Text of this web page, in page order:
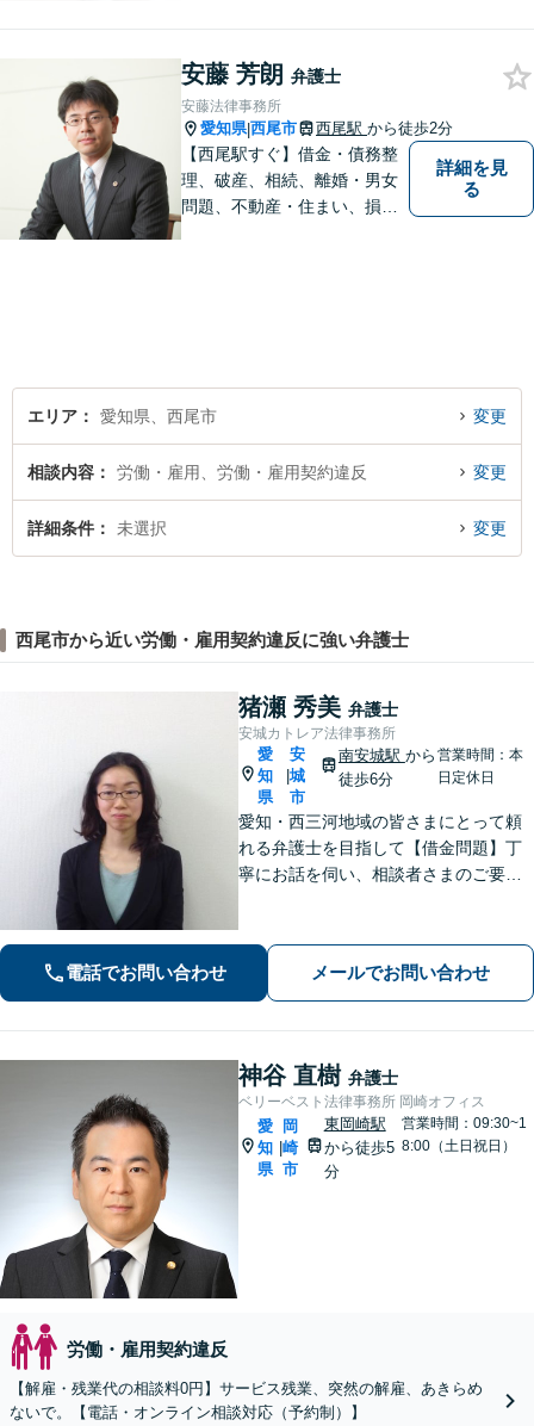
ださい
安藤 芳朗 弁護士
安藤法律事務所
愛知県|西尾市 西尾駅 から徒歩2分
【西尾駅すぐ】借金・債務整
理、破産、相続、離婚・男女
問題、不動産・住まい、損害
詳細を見
る
エリア 愛知県、西尾市 変更
相談内容 労働・雇用、労働・雇用契約違反 変更
詳細条件 未選択 変更
西尾市から近い労働・雇用契約違反に強い弁護士
猪瀬 秀美 弁護士
安城カトレア法律事務所
愛
知
県
|
安
城
市
南安城駅 から
徒歩6分
営業時間：本
日定休日
愛知・西三河地域の皆さまにとって頼
れる弁護士を目指して【借金問題】丁
寧にお話を伺い、相談者さまのご要望
な配慮のある解決策をご提案します
【お子さま連れのご相談可】
電話でお問い合わせ メールでお問い合わせ
神谷 直樹 弁護士
ベリーベスト法律事務所 岡崎オフィス
愛
知
県
|
岡
崎
市
東岡崎駅
から徒歩5
分
営業時間：09:30~1
8:00（土日祝日）
労働・雇用契約違反
【解雇・残業代の相談料0円】サービス残業、突然の解雇、あきらめ
ないで。【電話・オンライン相談対応（予約制）】